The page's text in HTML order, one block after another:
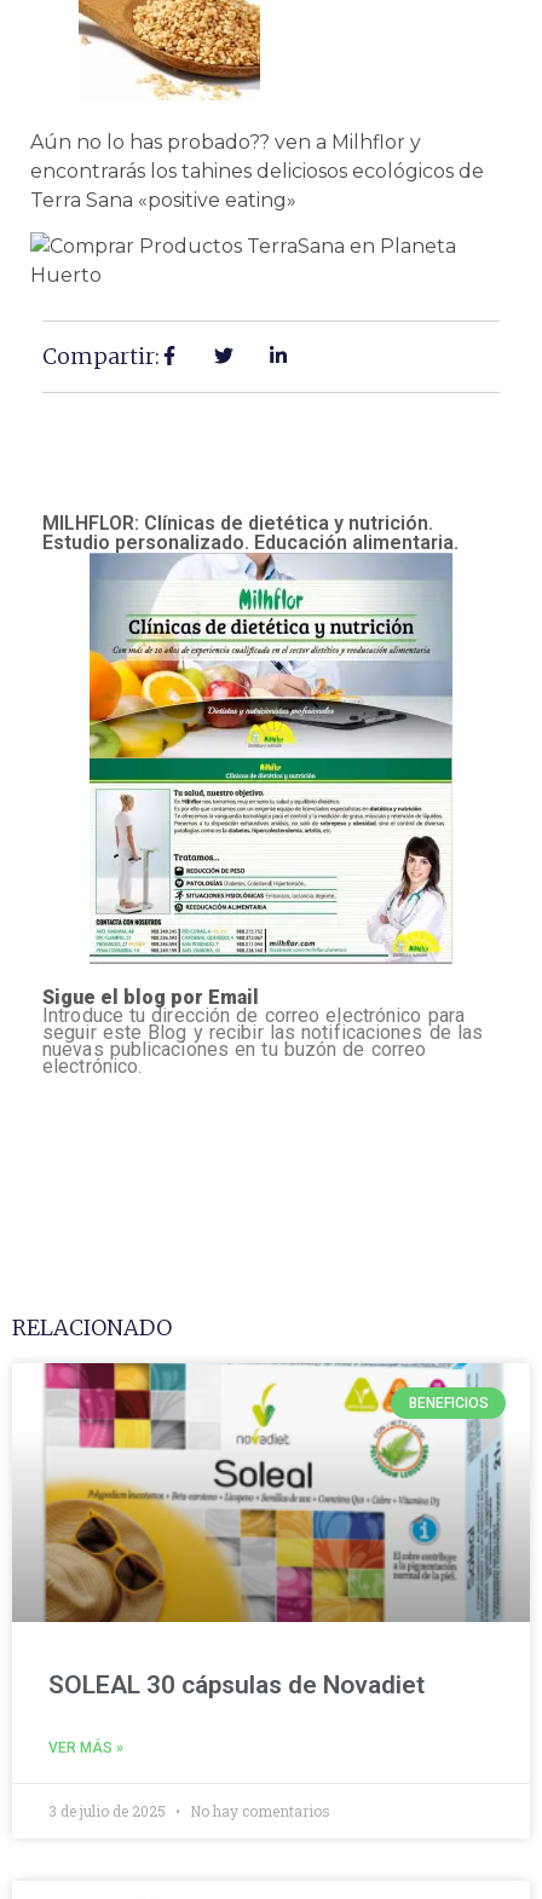
Aún no lo has probado?? ven a Milhflor y
encontrarás los tahines deliciosos ecológicos de
Terra Sana «positive eating»
Compartir:
MILHFLOR: Clínicas de dietética y nutrición.
Estudio personalizado. Educación alimentaria.
Sigue el blog por Email
Introduce tu dirección de correo electrónico para
seguir este Blog y recibir las notificaciones de las
nuevas publicaciones en tu buzón de correo
electrónico.
RELACIONADO
BENEFICIOS
SOLEAL 30 cápsulas de Novadiet
VER MÁS »
3 de julio de 2025 No hay comentarios